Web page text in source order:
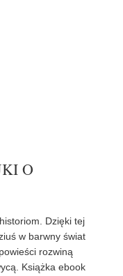
O
Dzięki tej
w barwny świat
rozwiną
Książka ebook